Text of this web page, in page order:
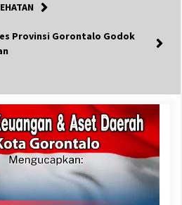
Provinsi Gorontalo Godok